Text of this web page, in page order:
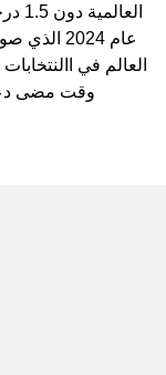
عام
العالم في
وقت مضى